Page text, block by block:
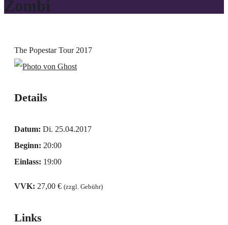
Zombi
The Popestar Tour 2017
Details
Datum: Di. 25.04.2017
Beginn: 20:00
Einlass: 19:00
VVK: 27,00 € (zzgl. Gebühr)
Links